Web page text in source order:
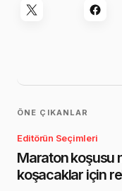
ÖNE ÇIKANLAR
Editörün Seçimleri
Maraton koşusu
koşacaklar için